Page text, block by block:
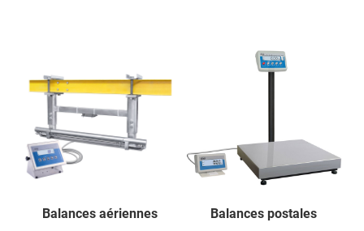
Balances aériennes Balances postales